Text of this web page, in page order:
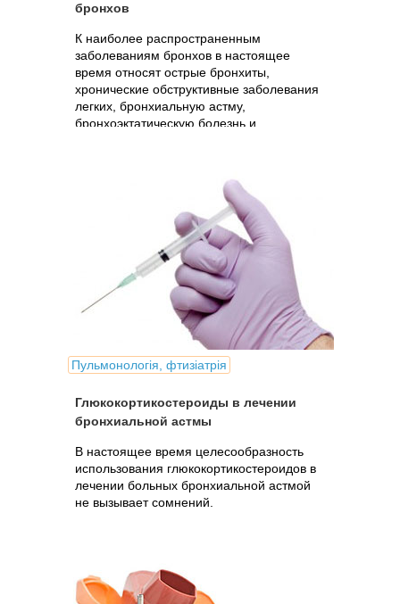
бронхов
К наиболее распространенным
заболеваниям бронхов в настоящее
время относят острые бронхиты,
хронические обструктивные заболевания
легких, бронхиальную астму,
бронхоэктатическую болезнь и
Пульмонологія, фтизіатрія
Глюкокортикостероиды в лечении
бронхиальной астмы
В настоящее время целесообразность
использования глюкокортикостероидов в
лечении больных бронхиальной астмой
не вызывает сомнений.